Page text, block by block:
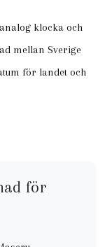
klocka och
mellan Sverige
för landet och
för